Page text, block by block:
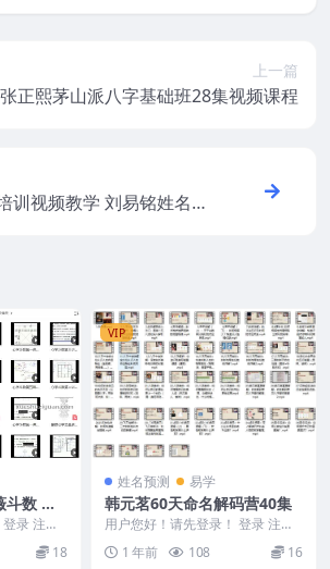
上一篇
张正熙茅山派八字基础班28集视频课程
训视频教学 刘易铭姓名预
数 视
录 注册
视频+录
18
VIP
姓名预测 易学
韩元茗60天命名解码营40集
用户您好！请先登录！ 登录 注册
韩元茗60天命名解码营40集 2504
128 ...1 年前 108 16